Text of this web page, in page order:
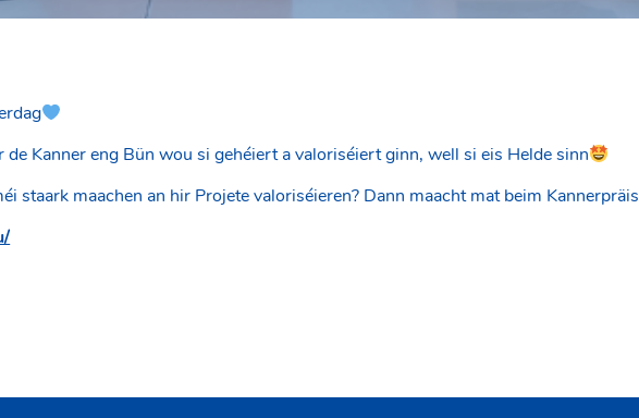
de Kanner eng Bün wou si gehéiert a valoriséiert ginn, well si eis Helde sinn
staark maachen an hir Projete valoriséieren? Dann maacht mat beim Kannerpräis